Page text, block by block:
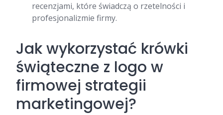
recenzjami, które świadczą o rzetelności i
profesjonalizmie firmy.
Jak wykorzystać krówki
świąteczne z logo w
firmowej strategii
marketingowej?